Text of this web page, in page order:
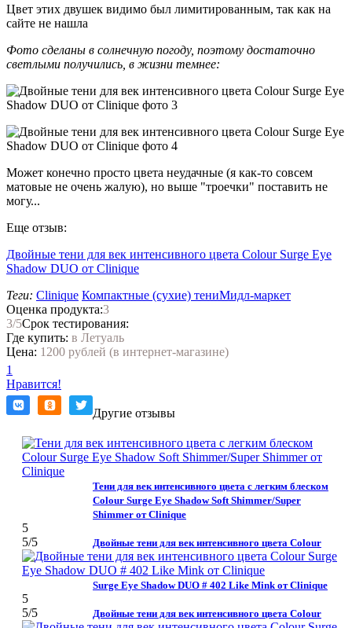
Цвет этих двушек видимо был лимитированным, так как на
сайте не нашла
Фото сделаны в солнечную погоду, поэтому достаточно
светлыми получились, в жизни темнее:
Может конечно просто цвета неудачные (я как-то совсем
матовые не очень жалую), но выше "троечки" поставить не
могу...
Еще отзыв:
Двойные тени для век интенсивного цвета Colour Surge Eye
Shadow DUO от Clinique
Теги: Clinique Компактные (сухие) тениМидл-маркет
Оценка продукта:3
3/5Срок тестирования:
Где купить: в Летуаль
Цена: 1200 рублей (в интернет-магазине)
1
Нравится!
Другие отзывы
Тени для век интенсивного цвета с легким блеском
Colour Surge Eye Shadow Soft Shimmer/Super
Shimmer от Clinique
5
5/5 Двойные тени для век интенсивного цвета Colour
Surge Eye Shadow DUO # 402 Like Mink от Clinique
5
5/5 Двойные тени для век интенсивного цвета Colour